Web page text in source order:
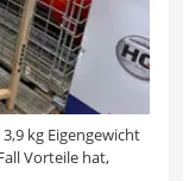
kg Eigengewicht
Vorteile hat,